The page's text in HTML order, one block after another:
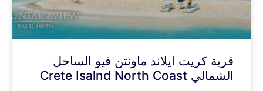
قرية كريت ايلاند ماونتن فيو الساحل
الشمالي Crete Isalnd North Coast